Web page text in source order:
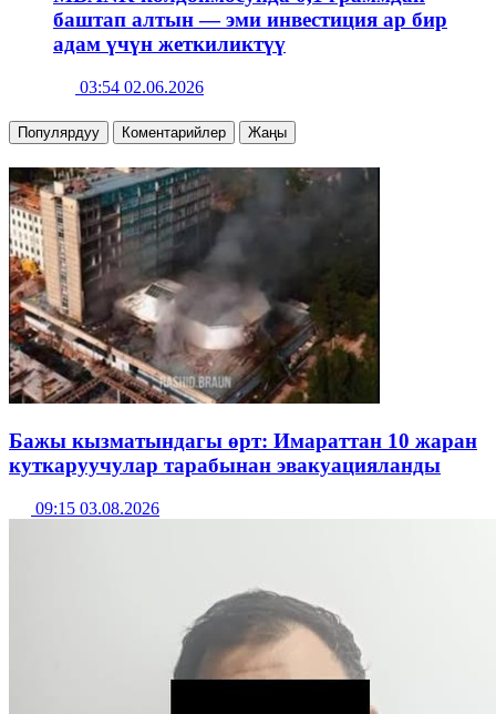
баштап алтын — эми инвестиция ар бир
адам үчүн жеткиликтүү
03:54 02.06.2026
Популярдуу Коментарийлер Жаңы
Бажы кызматындагы өрт: Имараттан 10 жаран
куткаруучулар тарабынан эвакуацияланды
09:15 03.08.2026